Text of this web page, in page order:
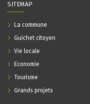
SITEMAP
La commune
Guichet citoyen
Vie locale
Economie
Tourisme
Grands projets